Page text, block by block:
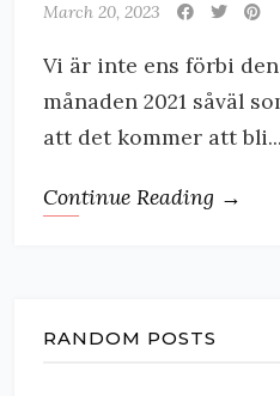
March 20, 2023
Vi är inte ens förbi
månaden 2021 såväl
att det kommer att bli...
Continue Reading →
RANDOM POSTS